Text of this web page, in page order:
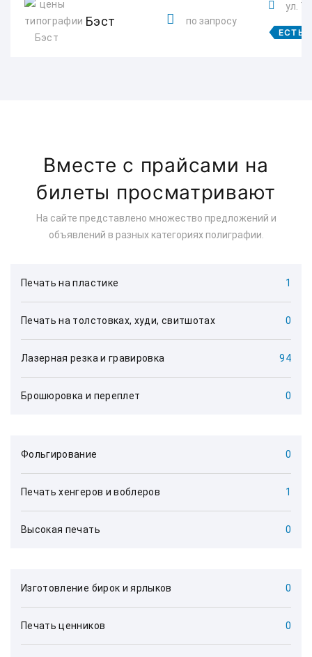
Бэст по запросу
ул.
ЕСТЬ
Вместе с прайсами на
билеты просматривают
На сайте представлено множество предложений и
объявлений в разных категориях полиграфии.
Печать на пластике 1
Печать на толстовках, худи, свитшотах 0
Лазерная резка и гравировка 94
Брошюровка и переплет 0
Фольгирование 0
Печать хенгеров и воблеров 1
Высокая печать 0
Изготовление бирок и ярлыков 0
Печать ценников 0